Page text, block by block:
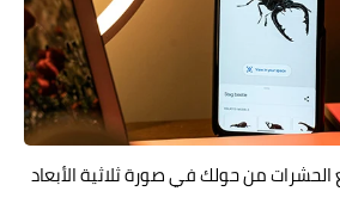
من حولك في صورة ثلاثية الأبعاد